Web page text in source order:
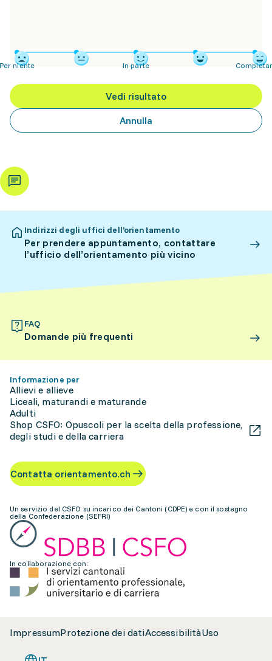
niente In parte
Vedi risultato
Annulla
Indirizzi degli uffici dell’orientamento
Per prendere appuntamento, contattare
l’ufficio dell’orientamento più vicino
FAQ
Domande più frequenti
Informazione per
Allievi e allieve
Liceali, maturandi e maturande
Adulti
Shop CSFO: Opuscoli per la scelta della professione,
degli studi e della carriera
Contatta orientamento.ch
Un servizio del CSFO su incarico dei Cantoni (CDPE) e con il sostegno
della Confederazione (SEFRI)
In collaborazione con:
ImpressumProtezione dei datiAccessibilitàUso